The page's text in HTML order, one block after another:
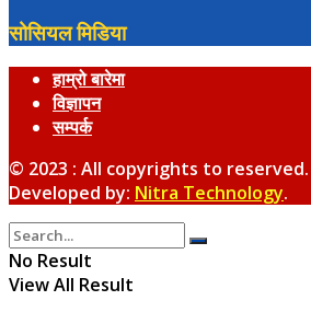
सोसियल मिडिया
हाम्रो बारेमा
विज्ञापन
सम्पर्क
© 2023 : All copyrights to
Developed by: Nitra Technology.
No Result
View All Result